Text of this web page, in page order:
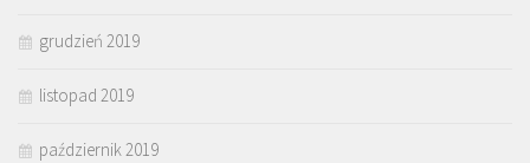
grudzień 2019
listopad 2019
październik 2019